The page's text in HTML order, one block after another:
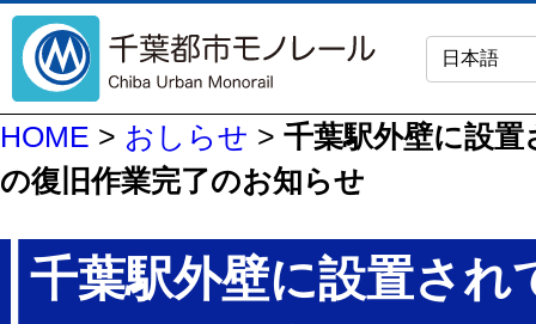
HOME > おしらせ > 千葉駅外壁に設
の復旧作業完了のお知らせ
千葉駅外壁に設置され